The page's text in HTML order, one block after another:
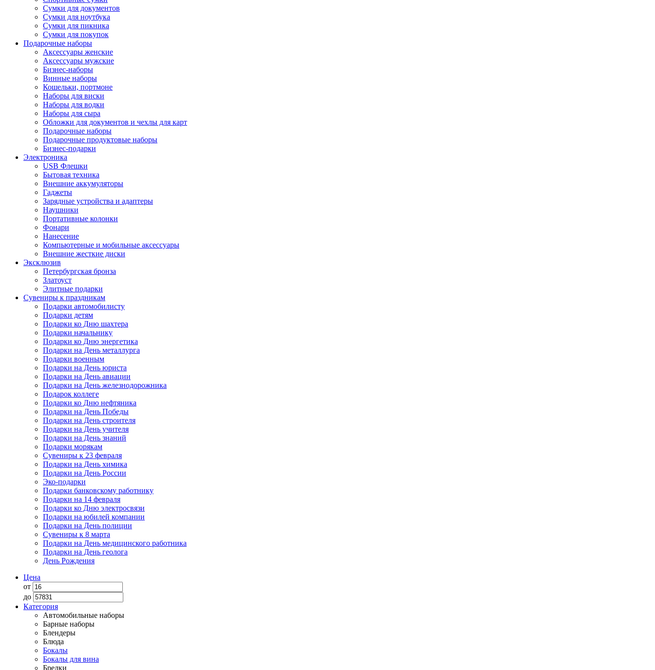
Сумки для документов
Сумки для ноутбука
Сумки для пикника
Сумки для покупок
Подарочные наборы
Аксессуары женские
Аксессуары мужские
Бизнес-наборы
Винные наборы
Кошельки, портмоне
Наборы для виски
Наборы для водки
Наборы для сыра
Обложки для документов и чехлы для карт
Подарочные наборы
Подарочные продуктовые наборы
Бизнес-подарки
Электроника
USB Флешки
Бытовая техника
Внешние аккумуляторы
Гаджеты
Зарядные устройства и адаптеры
Наушники
Портативные колонки
Фонари
Нанесение
Компьютерные и мобильные аксессуары
Внешние жесткие диски
Эксклюзив
Петербургская бронза
Златоуст
Элитные подарки
Сувениры к праздникам
Подарки автомобилисту
Подарки детям
Подарки ко Дню шахтера
Подарки начальнику
Подарки ко Дню энергетика
Подарки на День металлурга
Подарки военным
Подарки на День юриста
Подарки на День авиации
Подарки на День железнодорожника
Подарок коллеге
Подарки ко Дню нефтяника
Подарки на День Победы
Подарки на День строителя
Подарки на День учителя
Подарки на День знаний
Подарки морякам
Сувениры к 23 февраля
Подарки на День химика
Подарки на День России
Эко-подарки
Подарки банковскому работнику
Подарки на 14 февраля
Подарки ко Дню электросвязи
Подарки на юбилей компании
Подарки на День полиции
Сувениры к 8 марта
Подарки на День медицинского работника
Подарки на День геолога
День Рождения
Цена
от
до
Категория
Автомобильные наборы
Барные наборы
Блендеры
Блюда
Бокалы
Бокалы для вина
Брелки